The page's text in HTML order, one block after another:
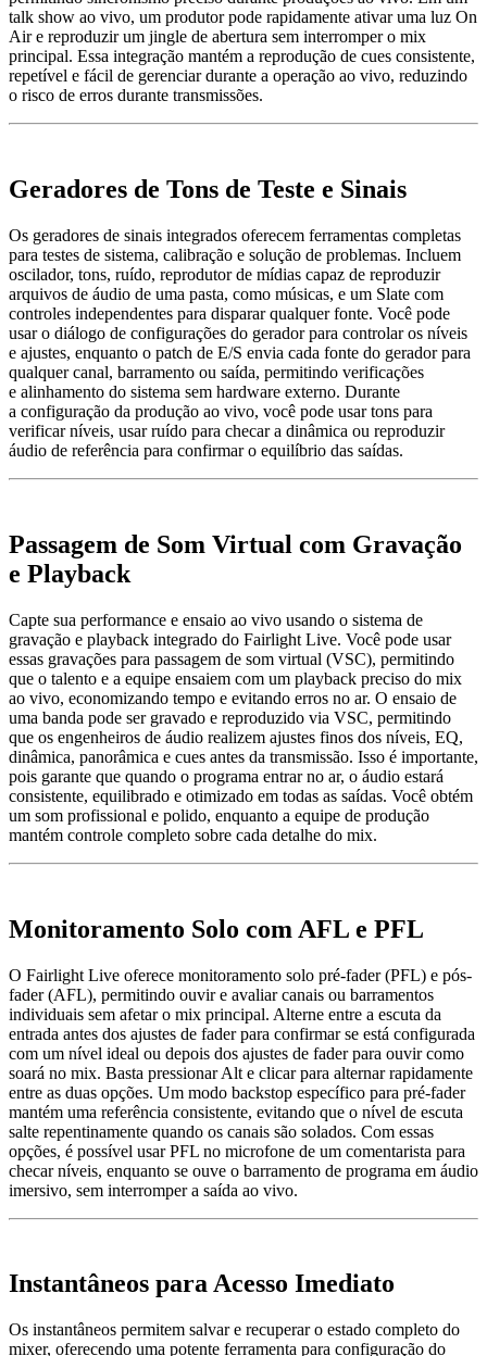
talk show ao vivo, um produtor pode rapidamente ativar uma luz On
Air e reproduzir um jingle de abertura sem interromper o mix
principal. Essa integração mantém a reprodução de cues consistente,
repetível e fácil de gerenciar durante a operação ao vivo, reduzindo
o risco de erros durante transmissões.
Geradores de Tons de Teste e Sinais
Os geradores de sinais integrados oferecem ferramentas completas
para testes de sistema, calibração e solução de problemas. Incluem
oscilador, tons, ruído, reprodutor de mídias capaz de reproduzir
arquivos de áudio de uma pasta, como músicas, e um Slate com
controles independentes para disparar qualquer fonte. Você pode
usar o diálogo de configurações do gerador para controlar os níveis
e ajustes, enquanto o patch de E/S envia cada fonte do gerador para
qualquer canal, barramento ou saída, permitindo verificações
e alinhamento do sistema sem hardware externo. Durante
a configuração da produção ao vivo, você pode usar tons para
verificar níveis, usar ruído para checar a dinâmica ou reproduzir
áudio de referência para confirmar o equilíbrio das saídas.
Passagem de Som Virtual com Gravação
e Playback
Capte sua performance e ensaio ao vivo usando o sistema de
gravação e playback integrado do Fairlight Live. Você pode usar
essas gravações para passagem de som virtual (VSC), permitindo
que o talento e a equipe ensaiem com um playback preciso do mix
ao vivo, economizando tempo e evitando erros no ar. O ensaio de
uma banda pode ser gravado e reproduzido via VSC, permitindo
que os engenheiros de áudio realizem ajustes finos dos níveis, EQ,
dinâmica, panorâmica e cues antes da transmissão. Isso é importante,
pois garante que quando o programa entrar no ar, o áudio estará
consistente, equilibrado e otimizado em todas as saídas. Você obtém
um som profissional e polido, enquanto a equipe de produção
mantém controle completo sobre cada detalhe do mix.
Monitoramento Solo com AFL e PFL
O Fairlight Live oferece monitoramento solo pré-fader (PFL) e pós-
fader (AFL), permitindo ouvir e avaliar canais ou barramentos
individuais sem afetar o mix principal. Alterne entre a escuta da
entrada antes dos ajustes de fader para confirmar se está configurada
com um nível ideal ou depois dos ajustes de fader para ouvir como
soará no mix. Basta pressionar Alt e clicar para alternar rapidamente
entre as duas opções. Um modo backstop específico para pré-fader
mantém uma referência consistente, evitando que o nível de escuta
salte repentinamente quando os canais são solados. Com essas
opções, é possível usar PFL no microfone de um comentarista para
checar níveis, enquanto se ouve o barramento de programa em áudio
imersivo, sem interromper a saída ao vivo.
Instantâneos para Acesso Imediato
Os instantâneos permitem salvar e recuperar o estado completo do
mixer, oferecendo uma potente ferramenta para configuração do